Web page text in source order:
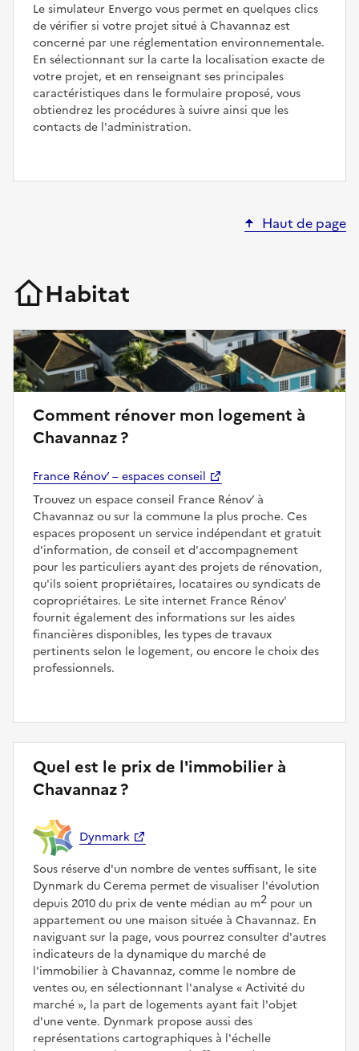
Le simulateur Envergo vous permet en quelques clics
de vérifier si votre projet situé à Chavannaz est
concerné par une réglementation environnementale.
En sélectionnant sur la carte la localisation exacte de
votre projet, et en renseignant ses principales
caractéristiques dans le formulaire proposé, vous
obtiendrez les procédures à suivre ainsi que les
contacts de l'administration.
Haut de page
Habitat
Comment rénover mon logement à
Chavannaz ?
France Rénov’ – espaces conseil
Trouvez un espace conseil France Rénov’ à
Chavannaz ou sur la commune la plus proche. Ces
espaces proposent un service indépendant et gratuit
d'information, de conseil et d'accompagnement
pour les particuliers ayant des projets de rénovation,
qu'ils soient propriétaires, locataires ou syndicats de
copropriétaires. Le site internet France Rénov'
fournit également des informations sur les aides
financières disponibles, les types de travaux
pertinents selon le logement, ou encore le choix des
professionnels.
Quel est le prix de l'immobilier à
Chavannaz ?
Dynmark
Sous réserve d'un nombre de ventes suffisant, le site
Dynmark du Cerema permet de visualiser l'évolution
depuis 2010 du prix de vente médian au m2 pour un
appartement ou une maison située à Chavannaz. En
naviguant sur la page, vous pourrez consulter d'autres
indicateurs de la dynamique du marché de
l'immobilier à Chavannaz, comme le nombre de
ventes ou, en sélectionnant l'analyse
Activité du
marché , la part de logements ayant fait l'objet
d'une vente. Dynmark propose aussi des
représentations cartographiques à l'échelle